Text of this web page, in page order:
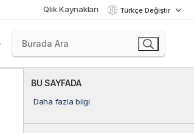
Qlik Kaynakları Türkçe Değiştir
BU SAYFADA
Daha fazla bilgi